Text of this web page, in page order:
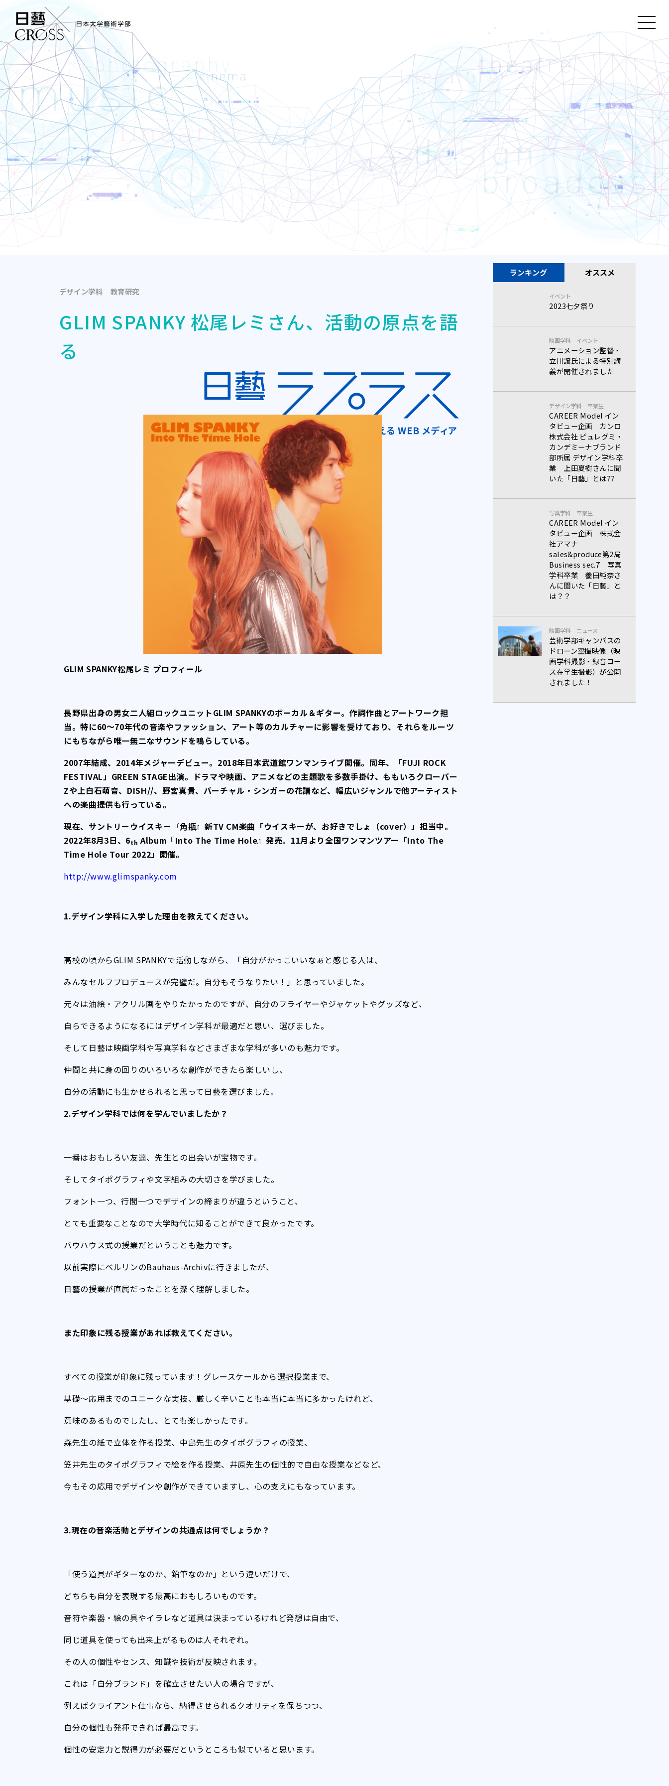
デザイン学科 教育研究
GLIM SPANKY 松尾レミさん、活動の原点を語
る
GLIM SPANKY松尾レミ プロフィール
長野県出身の男女二人組ロックユニットGLIM SPANKYのボーカル＆ギター。作詞作曲とアートワーク担
当。特に60〜70年代の音楽やファッション、アート等のカルチャーに影響を受けており、それらをルーツ
にもちながら唯一無二なサウンドを鳴らしている。
2007年結成、2014年メジャーデビュー。2018年日本武道館ワンマンライブ開催。同年、「FUJI ROCK
FESTIVAL」GREEN STAGE出演。ドラマや映画、アニメなどの主題歌を多数手掛け、ももいろクローバー
Zや上白石萌音、DISH//、野宮真貴、バーチャル・シンガーの花譜など、幅広いジャンルで他アーティスト
への楽曲提供も行っている。
現在、サントリーウイスキー『角瓶』新TV CM楽曲「ウイスキーが、お好きでしょ（cover）」担当中。
2022年8月3日、6th Album『Into The Time Hole』発売。11月より全国ワンマンツアー「Into The
Time Hole Tour 2022」開催。
http://www.glimspanky.com
1.デザイン学科に入学した理由を教えてください。
高校の頃からGLIM SPANKYで活動しながら、「自分がかっこいいなぁと感じる人は、
みんなセルフプロデュースが完璧だ。自分もそうなりたい！」と思っていました。
元々は油絵・アクリル画をやりたかったのですが、自分のフライヤーやジャケットやグッズなど、
自らできるようになるにはデザイン学科が最適だと思い、選びました。
そして日藝は映画学科や写真学科などさまざまな学科が多いのも魅力です。
仲間と共に身の回りのいろいろな創作ができたら楽しいし、
自分の活動にも生かせられると思って日藝を選びました。
2.デザイン学科では何を学んでいましたか？
一番はおもしろい友達、先生との出会いが宝物です。
そしてタイポグラフィや文字組みの大切さを学びました。
フォント一つ、行間一つでデザインの締まりが違うということ、
とても重要なことなので大学時代に知ることができて良かったです。
バウハウス式の授業だということも魅力です。
以前実際にベルリンのBauhaus-Archivに行きましたが、
日藝の授業が直属だったことを深く理解しました。
また印象に残る授業があれば教えてください。
すべての授業が印象に残っています！グレースケールから選択授業まで、
基礎～応用までのユニークな実技、厳しく辛いことも本当に本当に多かったけれど、
意味のあるものでしたし、とても楽しかったです。
森先生の紙で立体を作る授業、中島先生のタイポグラフィの授業、
笠井先生のタイポグラフィで絵を作る授業、井原先生の個性的で自由な授業などなど、
今もその応用でデザインや創作ができていますし、心の支えにもなっています。
3.現在の音楽活動とデザインの共通点は何でしょうか？
「使う道具がギターなのか、鉛筆なのか」という違いだけで、
どちらも自分を表現する最高におもしろいものです。
音符や楽器・絵の具やイラレなど道具は決まっているけれど発想は自由で、
同じ道具を使っても出来上がるものは人それぞれ。
その人の個性やセンス、知識や技術が反映されます。
これは「自分ブランド」を確立させたい人の場合ですが、
例えばクライアント仕事なら、納得させられるクオリティを保ちつつ、
自分の個性も発揮できれば最高です。
個性の安定力と説得力が必要だというところも似ていると思います。
ランキング オススメ
イベント
2023七夕祭り
映画学科 イベント
アニメーション監督・
立川譲氏による特別講
義が開催されました
デザイン学科 卒業生
CAREER Model イン
タビュー企画 カンロ
株式会社 ピュレグミ・
カンデミーナブランド
部所属 デザイン学科卒
業 上田夏樹さんに聞
いた「日藝」とは??
写真学科 卒業生
CAREER Model イン
タビュー企画 株式会
社アマナ
sales&produce第2局
Business sec.7 写真
学科卒業 養田純奈さ
んに聞いた「日藝」と
は？？
映画学科 ニュース
芸術学部キャンパスの
ドローン空撮映像（映
画学科撮影・録音コー
ス在学生撮影）が公開
されました！